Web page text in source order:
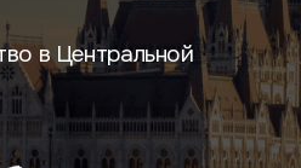
в Центральной